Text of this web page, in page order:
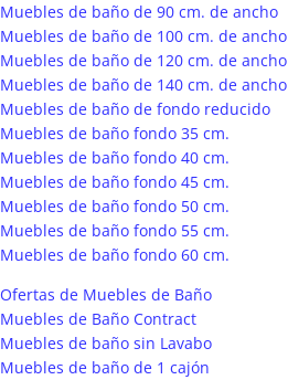
Muebles de baño de 90 cm. de ancho
Muebles de baño de 100 cm. de ancho
Muebles de baño de 120 cm. de ancho
Muebles de baño de 140 cm. de ancho
Muebles de baño de fondo reducido
Muebles de baño fondo 35 cm.
Muebles de baño fondo 40 cm.
Muebles de baño fondo 45 cm.
Muebles de baño fondo 50 cm.
Muebles de baño fondo 55 cm.
Muebles de baño fondo 60 cm.
Ofertas de Muebles de Baño
Muebles de Baño Contract
Muebles de baño sin Lavabo
Muebles de baño de 1 cajón